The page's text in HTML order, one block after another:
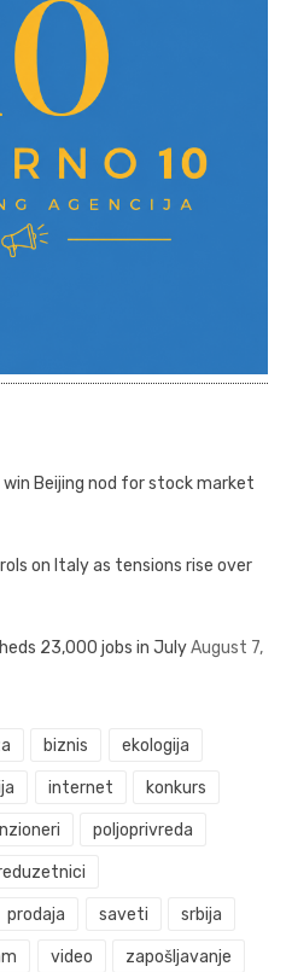
Beijing nod for stock market
on Italy as tensions rise over
23,000 jobs in JulyAugust 7,
biznis ekologija
internet konkurs
poljoprivreda
prodaja saveti srbija
video zapošljavanje